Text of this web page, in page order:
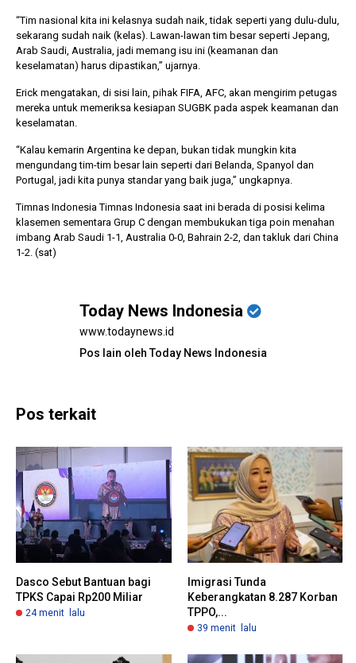
“Tim nasional kita ini kelasnya sudah naik, tidak seperti yang dulu-dulu,
sekarang sudah naik (kelas). Lawan-lawan tim besar seperti Jepang,
Arab Saudi, Australia, jadi memang isu ini (keamanan dan
keselamatan) harus dipastikan,” ujarnya.
Erick mengatakan, di sisi lain, pihak FIFA, AFC, akan mengirim petugas
mereka untuk memeriksa kesiapan SUGBK pada aspek keamanan dan
keselamatan.
“Kalau kemarin Argentina ke depan, bukan tidak mungkin kita
mengundang tim-tim besar lain seperti dari Belanda, Spanyol dan
Portugal, jadi kita punya standar yang baik juga,” ungkapnya.
Timnas Indonesia Timnas Indonesia saat ini berada di posisi kelima
klasemen sementara Grup C dengan membukukan tiga poin menahan
imbang Arab Saudi 1-1, Australia 0-0, Bahrain 2-2, dan takluk dari China
1-2. (sat)
Today News Indonesia
www.todaynews.id
Pos lain oleh Today News Indonesia
Pos terkait
Dasco Sebut Bantuan bagi
TPKS Capai Rp200 Miliar
24 menit lalu
Imigrasi Tunda
Keberangkatan 8.287 Korban
TPPO,...
39 menit lalu